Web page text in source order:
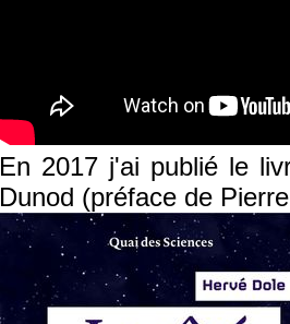
En 2017 j'ai publié le
Dunod (préface de